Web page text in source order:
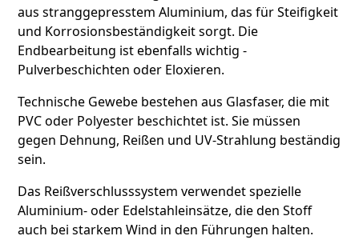
aus stranggepresstem Aluminium, das für Steifigkeit
und Korrosionsbeständigkeit sorgt. Die
Endbearbeitung ist ebenfalls wichtig -
Pulverbeschichten oder Eloxieren.
Technische Gewebe bestehen aus Glasfaser, die mit
PVC oder Polyester beschichtet ist. Sie müssen
gegen Dehnung, Reißen und UV-Strahlung beständig
sein.
Das Reißverschlusssystem verwendet spezielle
Aluminium- oder Edelstahleinsätze, die den Stoff
auch bei starkem Wind in den Führungen halten.